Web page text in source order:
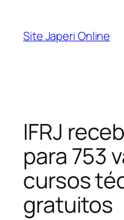
Site Japeri Online
IFRJ
para 753
cursos
gratuitos